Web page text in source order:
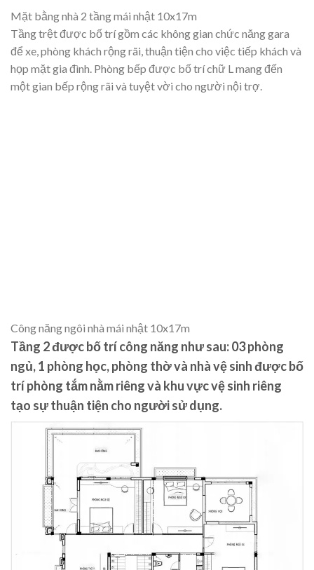
Mặt bằng nhà 2 tầng mái nhật 10x17m
Tầng trệt được bố trí gồm các không gian chức năng gara
để xe, phòng khách rộng rãi, thuận tiện cho việc tiếp khách và
họp mặt gia đình. Phòng bếp được bố trí chữ L mang đến
một gian bếp rộng rãi và tuyệt vời cho người nội trợ.
Công năng ngôi nhà mái nhật 10x17m
Tầng 2 được bố trí công năng như sau: 03 phòng
ngủ, 1 phòng học, phòng thờ và nhà vệ sinh được bố
trí phòng tắm nằm riêng và khu vực vệ sinh riêng
tạo sự thuận tiện cho người sử dụng.